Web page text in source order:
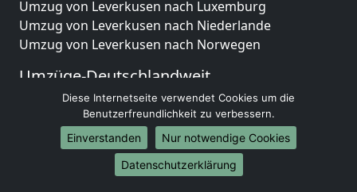
Umzug von Leverkusen nach Luxemburg
Umzug von Leverkusen nach Niederlande
Umzug von Leverkusen nach Norwegen
Umzüge-Deutschlandweit
Umzug von Leverkusen nach Berlin
Umzug von Leverkusen nach Hamburg
Umzug von Leverkusen nach München
Umzug von Leverkusen nach Köln
Umzug von Leverkusen nach Frankfurt am Main
Diese Internetseite verwendet Cookies um die
Benutzerfreundlichkeit zu verbessern.
Einverstanden
Nur notwendige Cookies
Datenschutzerklärung